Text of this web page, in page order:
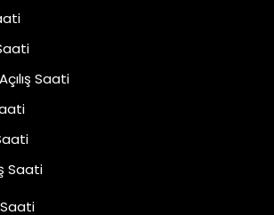
Saati
Saati
Saati